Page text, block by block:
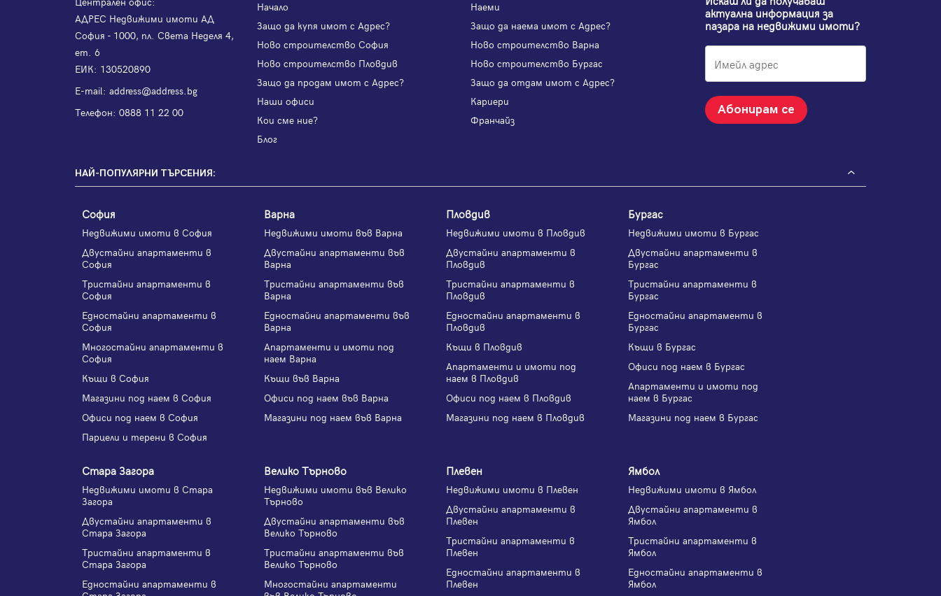
АДРЕС Недвижими имоти АД
София - 1000, пл. Света Неделя 4,
ет. 6
ЕИК: 130520890
Е-mail: address@address.bg
Телефон: 0888 11 22 00
Начало
Наеми
Защо да купя имот с Адрес?
Защо да наема имот с Адрес?
Ново строителство София
Ново строителство Варна
Ново строителство Пловдив
Ново строителство Бургас
Защо да продам имот с Адрес?
Защо да отдам имот с Адрес?
Наши офиси
Кариери
Кои сме ние?
Франчайз
Блог
актуална информация за
пазара на недвижими имоти?
Абонирам се
НАЙ-ПОПУЛЯРНИ ТЪРСЕНИЯ:
София
Недвижими имоти в София
Двустайни апартаменти в
София
Тристайни апартаменти в
София
Едностайни апартаменти в
София
Многостайни апартаменти в
София
Къщи в София
Магазини под наем в София
Офиси под наем в София
Парцели и терени в София
Варна
Недвижими имоти във Варна
Двустайни апартаменти във
Варна
Тристайни апартаменти във
Варна
Едностайни апартаменти във
Варна
Апартаменти и имоти под
наем Варна
Къщи във Варна
Офиси под наем във Варна
Магазини под наем във Варна
Пловдив
Недвижими имоти в Пловдив
Двустайни апартаменти в
Пловдив
Тристайни апартаменти в
Пловдив
Едностайни апартаменти в
Пловдив
Къщи в Пловдив
Апартаменти и имоти под
наем в Пловдив
Офиси под наем в Пловдив
Магазини под наем в Пловдив
Бургас
Недвижими имоти в Бургас
Двустайни апартаменти в
Бургас
Тристайни апартаменти в
Бургас
Едностайни апартаменти в
Бургас
Къщи в Бургас
Офиси под наем в Бургас
Апартаменти и имоти под
наем в Бургас
Магазини под наем в Бургас
Стара Загора
Недвижими имоти в Стара
Загора
Двустайни апартаменти в
Стара Загора
Тристайни апартаменти в
Стара Загора
Едностайни апартаменти в
Велико Търново
Недвижими имоти във Велико
Търново
Двустайни апартаменти във
Велико Търново
Тристайни апартаменти във
Велико Търново
Многостайни апартаменти
Плевен
Недвижими имоти в Плевен
Двустайни апартаменти в
Плевен
Тристайни апартаменти в
Плевен
Едностайни апартаменти в
Плевен
Ямбол
Недвижими имоти в Ямбол
Двустайни апартаменти в
Ямбол
Тристайни апартаменти в
Ямбол
Едностайни апартаменти в
Ямбол